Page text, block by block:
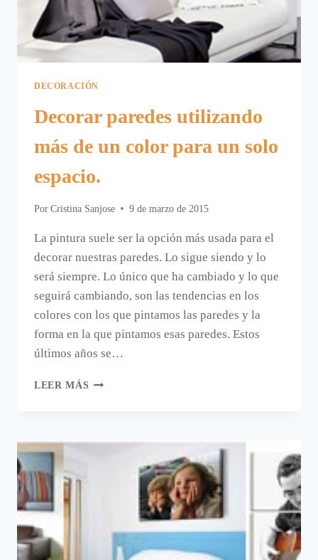
DECORACIÓN
Decorar paredes utilizando
más de un color para un solo
espacio.
Por Cristina Sanjose 9 de marzo de 2015
La pintura suele ser la opción más usada para el
decorar nuestras paredes. Lo sigue siendo y lo
será siempre. Lo único que ha cambiado y lo que
seguirá cambiando, son las tendencias en los
colores con los que pintamos las paredes y la
forma en la que pintamos esas paredes. Estos
últimos años se…
LEER MÁS DECORAR
DE
ESPACIO.